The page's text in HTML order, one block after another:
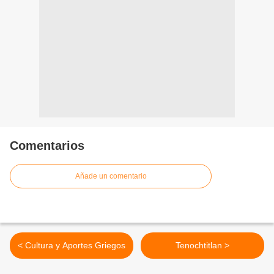
Comentarios
Añade un comentario
< Cultura y Aportes Griegos Tenochtitlan >